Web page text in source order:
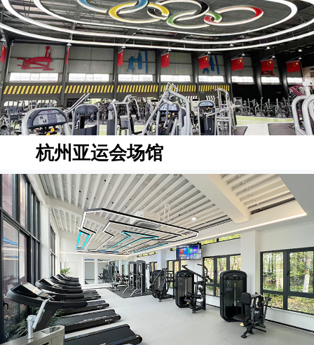
杭州亚运会场馆